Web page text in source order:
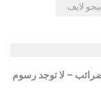
بيجو لايف
– لا توجد رسوم